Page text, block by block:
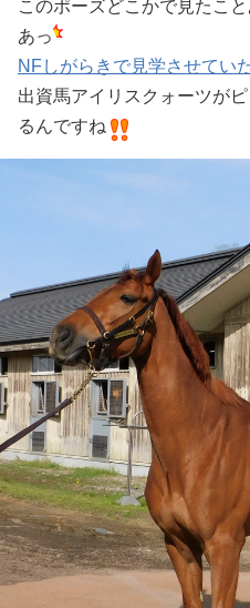
このポーズどこかで見たこ
あっ
NFしがらきで見学させてい
出資馬アイリスクォーツが
るんですね